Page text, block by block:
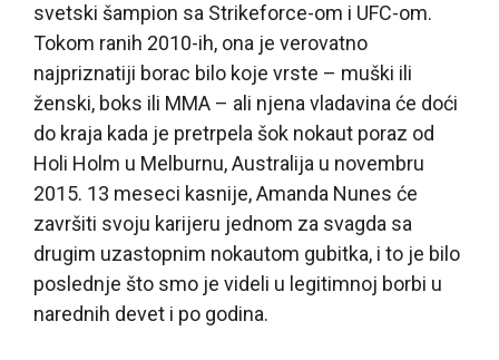
svetski šampion sa Strikeforce-om i UFC-om.
Tokom ranih 2010-ih, ona je verovatno
najpriznatiji borac bilo koje vrste – muški ili
ženski, boks ili MMA – ali njena vladavina će doći
do kraja kada je pretrpela šok nokaut poraz od
Holi Holm u Melburnu, Australija u novembru
2015. 13 meseci kasnije, Amanda Nunes će
završiti svoju karijeru jednom za svagda sa
drugim uzastopnim nokautom gubitka, i to je bilo
poslednje što smo je videli u legitimnoj borbi u
narednih devet i po godina.